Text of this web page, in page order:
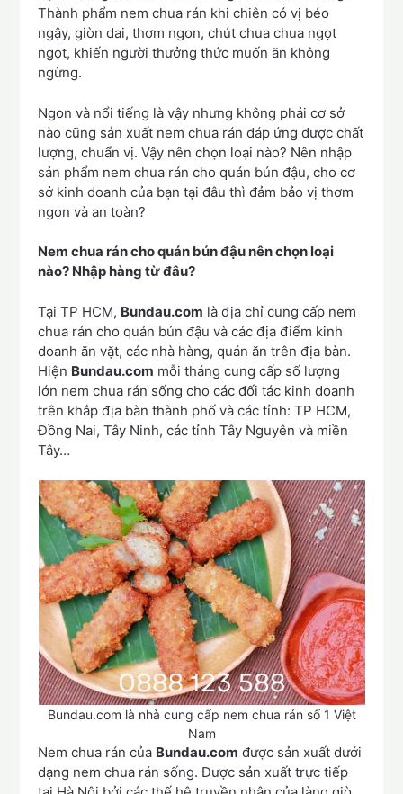
Thành phẩm nem chua rán khi chiên có vị béo
ngậy, giòn dai, thơm ngon, chút chua chua ngọt
ngọt, khiến người thưởng thức muốn ăn không
ngừng.
Ngon và nổi tiếng là vậy nhưng không phải cơ sở
nào cũng sản xuất nem chua rán đáp ứng được chất
lượng, chuẩn vị. Vậy nên chọn loại nào? Nên nhập
sản phẩm nem chua rán cho quán bún đậu, cho cơ
sở kinh doanh của bạn tại đâu thì đảm bảo vị thơm
ngon và an toàn?
Nem chua rán cho quán bún đậu nên chọn loại
nào? Nhập hàng từ đâu?
Tại TP HCM, Bundau.com là địa chỉ cung cấp nem
chua rán cho quán bún đậu và các địa điểm kinh
doanh ăn vặt, các nhà hàng, quán ăn trên địa bàn.
Hiện Bundau.com mỗi tháng cung cấp số lượng
lớn nem chua rán sống cho các đối tác kinh doanh
trên khắp địa bàn thành phố và các tỉnh: TP HCM,
Đồng Nai, Tây Ninh, các tỉnh Tây Nguyên và miền
Tây…
Bundau.com là nhà cung cấp nem chua rán số 1 Việt
Nam
Nem chua rán của Bundau.com được sản xuất dưới
dạng nem chua rán sống. Được sản xuất trực tiếp